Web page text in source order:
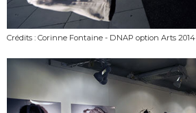
Crédits : Corinne Fontaine - DNAP option Arts 2014